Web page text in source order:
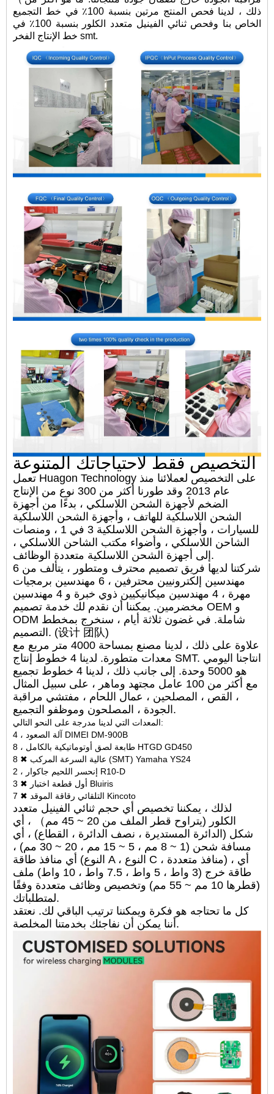
ذلك ، لدينا فحص المنتج مرتين بنسبة 100٪ في خط التجميع
الخاص بنا وفحص ثنائي الفينيل متعدد الكلور بنسبة 100٪ في
خط الإنتاج الفخر smt.
التخصيص فقط لاحتياجاتك المتنوعة
تعمل Huagon Technology على التخصيص لعملائنا منذ
عام 2013 وقد طورنا أكثر من 300 نوع من الإنتاج
الضخم لأجهزة الشحن اللاسلكي ، بدءًا من أجهزة
الشحن اللاسلكية للهاتف ، وأجهزة الشحن اللاسلكية
للسيارات ، وأجهزة الشحن اللاسلكية 3 في 1 ، ومنصات
الشاحن اللاسلكي ، وأضواء مكتب الشاحن اللاسلكي ،
إلى أجهزة الشحن اللاسلكية متعددة الوظائف.
شركتنا لديها فريق تصميم محترف ومتطور ، يتألف من 6
مهندسين إلكترونيين محترفين ، 6 مهندسين برمجيات
مهرة ، 4 مهندسين ميكانيكيين ذوي خبرة و 4 مهندسين
مخضرمين. يمكننا أن نقدم لك خدمة تصميم OEM و
ODM شاملة. في غضون ثلاثة أيام ، سنخرج بمخطط
التصميم. (设计 团队)
علاوة على ذلك ، لدينا مصنع بمساحة 4000 متر مربع مع
معدات متطورة. لدينا 4 خطوط إنتاج SMT. انتاجنا اليومي
هو 5000 وحدة. إلى جانب ذلك ، لدينا 4 خطوط تجميع
مع أكثر من 100 عامل مجتهد وماهر ، على سبيل المثال
، القص ، المصلحين ، عمال اللحام ، مفتشي مراقبة
الجودة ، المصلحون وموظفو التجميع.
المعدات التي لدينا مدرجة على النحو التالي:
4 ، آلة الصعود DIMEI DM-900B
8 ، طابعة لصق أوتوماتيكية بالكامل HTGD GD450
8 ✖ عالية السرعة المركب (SMT) Yamaha YS24
2 ، إنحسر اللحيم جاكوار R10-D
3 ✖ أول قطعة اختبار Bluiris
7 ✖ التلقائي رقاقة الموقد Kincoto
لذلك ، يمكننا تخصيص أي حجم ثنائي الفينيل متعدد
الكلور (يتراوح قطر الملف من 20 ~ 45 مم） ، أي
شكل (الدائرة المستديرة ، نصف الدائرة ، القطاع) ، أي
مسافة شحن (1 ~ 8 مم ، 5 ~ 15 مم ، 20 ~ 30 مم) ،
أي منافذ طاقة (النوع A ، النوع C ، منافذ متعددة) ، أي
طاقة خرج (3 واط ، 5 واط ، 7.5 واط ، 10 واط) ملف
(قطرها 10 مم ~ 55 مم) وتخصيص وظائف متعددة وفقًا
لمتطلباتك.
كل ما تحتاجه هو فكرة ويمكننا ترتيب الباقي لك. نعتقد
أننا يمكن أن نفاجئك بخدمتنا المخلصة.